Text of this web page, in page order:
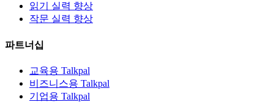
읽기 실력 향상
작문 실력 향상
파트너십
교육용 Talkpal
비즈니스용 Talkpal
기업용 Talkpal